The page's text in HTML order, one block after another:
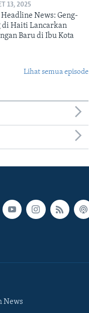
13, 2025
Headline News: Geng-
di Haiti Lancarkan
Baru di Ibu Kota
Lihat semua episode
News